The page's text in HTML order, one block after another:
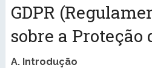
GDPR
sobre a Proteção
A. Introdução